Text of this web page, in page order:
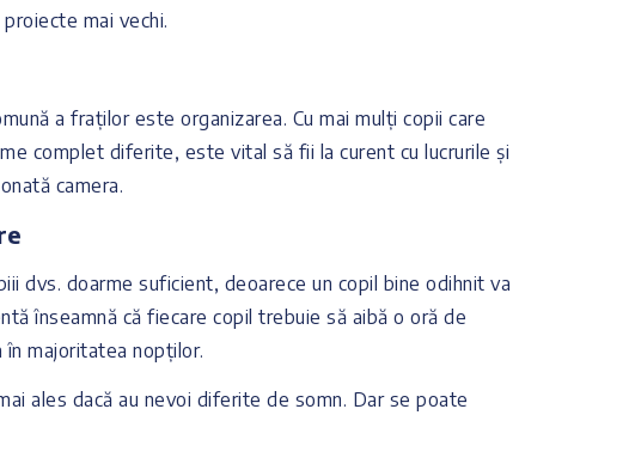
mai vechi.
a fraților este organizarea. Cu mai mulți copii care
complet diferite, este vital să fii la curent cu lucrurile și
camera.
dvs. doarme suficient, deoarece un copil bine odihnit va
înseamnă că fiecare copil trebuie să aibă o oră de
majoritatea nopților.
ales dacă au nevoi diferite de somn. Dar se poate